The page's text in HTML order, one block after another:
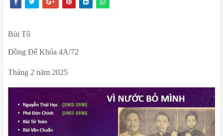
Bùi Tô
Đồng Đế Khóa 4A/72
Tháng 2 năm 2025